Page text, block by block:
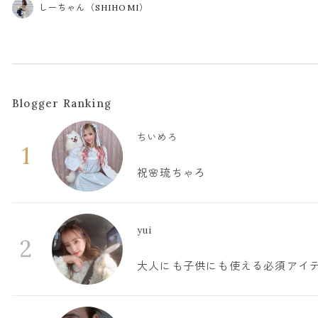
しーちゃん（SHIHOMI）
Blogger Ranking
1
ちいめろ
祝🌸琉ちゃろ
2
yui
大人にも子供にも使える必須アイ